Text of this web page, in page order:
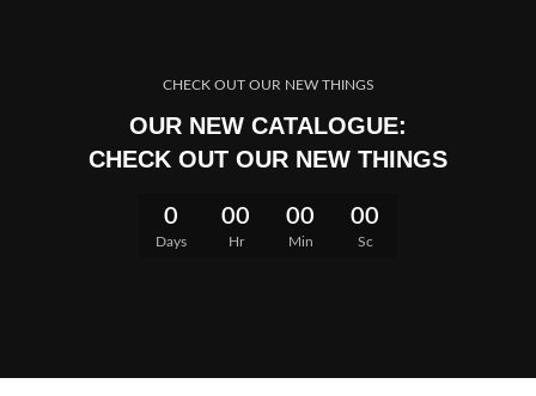
CHECK OUT OUR NEW THINGS
OUR NEW CATALOGUE:
CHECK OUT OUR NEW THINGS
0
Days
00
Hr
00
Min
00
Sc